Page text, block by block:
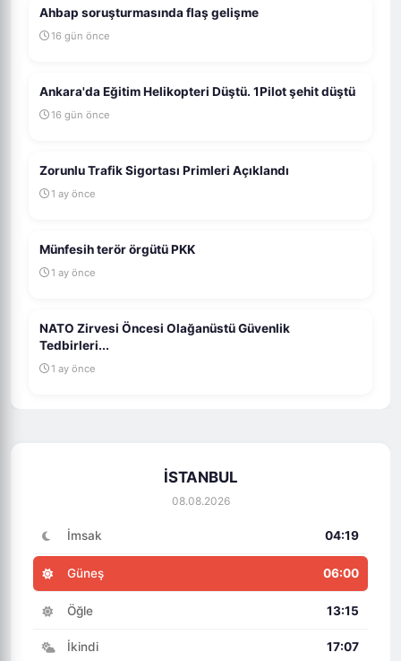
Ahbap soruşturmasında flaş gelişme
16 gün önce
Ankara'da Eğitim Helikopteri Düştü. 1Pilot şehit düştü
16 gün önce
Zorunlu Trafik Sigortası Primleri Açıklandı
1 ay önce
Münfesih terör örgütü PKK
1 ay önce
NATO Zirvesi Öncesi Olağanüstü Güvenlik
Tedbirleri...
1 ay önce
İSTANBUL
08.08.2026
İmsak 04:19
Güneş 06:00
Öğle 13:15
İkindi 17:07